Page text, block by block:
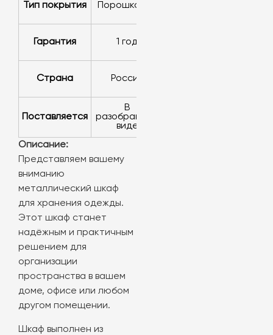
Тип покрытия порошковое
Гарантия 1 год
Страна Россия
Поставляется
в
разобранном
виде
Описание:
Представляем вашему
вниманию
металлический шкаф
для хранения одежды.
Этот шкаф станет
надёжным и практичным
решением для
организации
пространства в вашем
доме, офисе или любом
другом помещении.
Шкаф выполнен из